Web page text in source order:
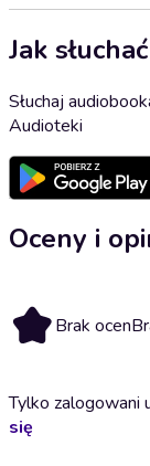
Jak
Słuchaj
Audioteki
Oceny i
Brak ocen
Tylko zalogowani
się